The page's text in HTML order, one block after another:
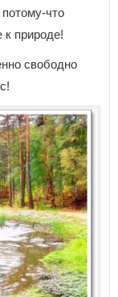
что
к природе!
свободно